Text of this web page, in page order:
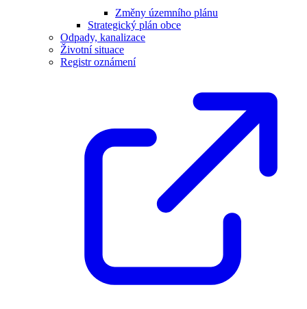
Změny územního plánu
Strategický plán obce
Odpady, kanalizace
Životní situace
Registr oznámení